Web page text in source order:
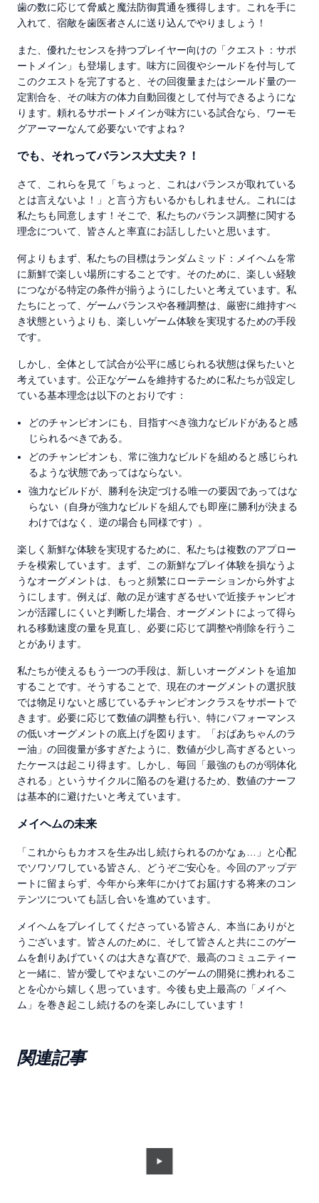
歯の数に応じて脅威と魔法防御貫通を獲得します。これを手に
入れて、宿敵を歯医者さんに送り込んでやりましょう！
また、優れたセンスを持つプレイヤー向けの「クエスト：サポ
ートメイン」も登場します。味方に回復やシールドを付与して
このクエストを完了すると、その回復量またはシールド量の一
定割合を、その味方の体力自動回復として付与できるようにな
ります。頼れるサポートメインが味方にいる試合なら、ワーモ
グアーマーなんて必要ないですよね？
でも、それってバランス大丈夫？！
さて、これらを見て「ちょっと、これはバランスが取れている
とは言えないよ！」と言う方もいるかもしれません。これには
私たちも同意します！そこで、私たちのバランス調整に関する
理念について、皆さんと率直にお話ししたいと思います。
何よりもまず、私たちの目標はランダムミッド：メイヘムを常
に新鮮で楽しい場所にすることです。そのために、楽しい経験
につながる特定の条件が揃うようにしたいと考えています。私
たちにとって、ゲームバランスや各種調整は、厳密に維持すべ
き状態というよりも、楽しいゲーム体験を実現するための手段
です。
しかし、全体として試合が公平に感じられる状態は保ちたいと
考えています。公正なゲームを維持するために私たちが設定し
ている基本理念は以下のとおりです：
どのチャンピオンにも、目指すべき強力なビルドがあると感
じられるべきである。
どのチャンピオンも、常に強力なビルドを組めると感じられ
るような状態であってはならない。
強力なビルドが、勝利を決定づける唯一の要因であってはな
らない（自身が強力なビルドを組んでも即座に勝利が決まる
わけではなく、逆の場合も同様です）。
楽しく新鮮な体験を実現するために、私たちは複数のアプロー
チを模索しています。まず、この新鮮なプレイ体験を損なうよ
うなオーグメントは、もっと頻繁にローテーションから外すよ
うにします。例えば、敵の足が速すぎるせいで近接チャンピオ
ンが活躍しにくいと判断した場合、オーグメントによって得ら
れる移動速度の量を見直し、必要に応じて調整や削除を行うこ
とがあります。
私たちが使えるもう一つの手段は、新しいオーグメントを追加
することです。そうすることで、現在のオーグメントの選択肢
では物足りないと感じているチャンピオンクラスをサポートで
きます。必要に応じて数値の調整も行い、特にパフォーマンス
の低いオーグメントの底上げを図ります。「おばあちゃんのラ
ー油」の回復量が多すぎたように、数値が少し高すぎるといっ
たケースは起こり得ます。しかし、毎回「最強のものが弱体化
される」というサイクルに陥るのを避けるため、数値のナーフ
は基本的に避けたいと考えています。
メイヘムの未来
「これからもカオスを生み出し続けられるのかなぁ…」と心配
でソワソワしている皆さん、どうぞご安心を。今回のアップデ
ートに留まらず、今年から来年にかけてお届けする将来のコン
テンツについても話し合いを進めています。
メイヘムをプレイしてくださっている皆さん、本当にありがと
うございます。皆さんのために、そして皆さんと共にこのゲー
ムを創りあげていくのは大きな喜びで、最高のコミュニティー
と一緒に、皆が愛してやまないこのゲームの開発に携われるこ
とを心から嬉しく思っています。今後も史上最高の「メイヘ
ム」を巻き起こし続けるのを楽しみにしています！
関連記事